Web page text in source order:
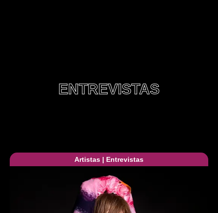
ENTREVISTAS
Artistas | Entrevistas